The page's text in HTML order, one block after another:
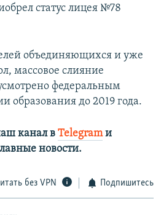
статус лицея №78
объединяющихся и уже
массовое слияние
федеральным
образования до 2019 года.
канал в Telegramи
новости.​
без VPN Подпишитесь